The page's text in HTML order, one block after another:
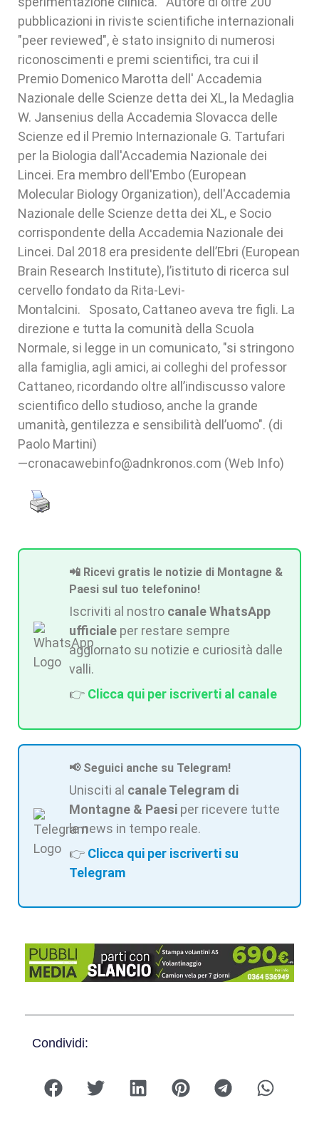
pubblicazioni in riviste scientifiche internazionali
"peer reviewed", è stato insignito di numerosi
riconoscimenti e premi scientifici, tra cui il
Premio Domenico Marotta dell' Accademia
Nazionale delle Scienze detta dei XL, la Medaglia
W. Jansenius della Accademia Slovacca delle
Scienze ed il Premio Internazionale G. Tartufari
per la Biologia dall'Accademia Nazionale dei
Lincei. Era membro dell'Embo (European
Molecular Biology Organization), dell'Accademia
Nazionale delle Scienze detta dei XL, e Socio
corrispondente della Accademia Nazionale dei
Lincei. Dal 2018 era presidente dell’Ebri (European
Brain Research Institute), l’istituto di ricerca sul
cervello fondato da Rita-Levi-
Montalcini. Sposato, Cattaneo aveva tre figli. La
direzione e tutta la comunità della Scuola
Normale, si legge in un comunicato, "si stringono
alla famiglia, agli amici, ai colleghi del professor
Cattaneo, ricordando oltre all’indiscusso valore
scientifico dello studioso, anche la grande
umanità, gentilezza e sensibilità dell’uomo". (di
Paolo Martini)
—cronacawebinfo@adnkronos.com (Web Info)
📲 Ricevi gratis le notizie di Montagne &
Paesi sul tuo telefonino!
Iscriviti al nostro canale WhatsApp
ufficiale per restare sempre
aggiornato su notizie e curiosità dalle
valli.
👉 Clicca qui per iscriverti al canale
📢 Seguici anche su Telegram!
Unisciti al canale Telegram di
Montagne & Paesi per ricevere tutte
le news in tempo reale.
👉 Clicca qui per iscriverti su
Telegram
Condividi: